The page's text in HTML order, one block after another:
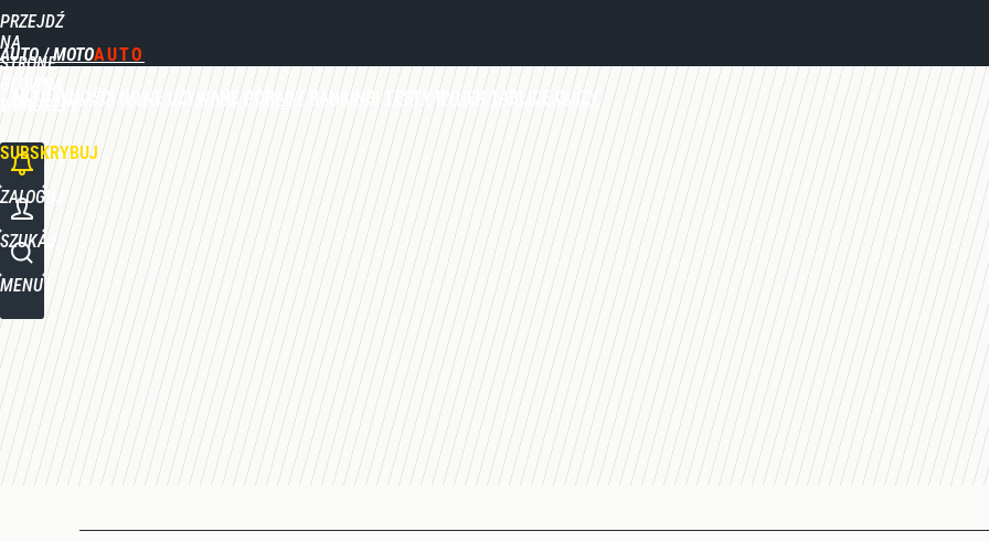
PRZEJDŹ
NA
STRONĘ
GŁÓWNĄ
WPROST.PL
AUTO / MOTO
AKTUALNOŚCI NOWE UŻYWANE PORADY RANKINGI TESTY RYNEK TABLICE QUIZY
SUBSKRYBUJ
ZALOGUJ
SZUKAJ
MENU